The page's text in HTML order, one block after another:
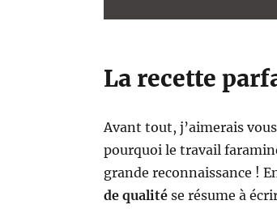
La recette
Avant tout, j’aimerais
pourquoi le travail
grande reconnaissance !
de qualité se résume à